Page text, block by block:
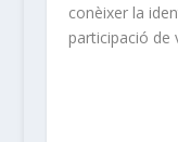
conèixer la
participació de